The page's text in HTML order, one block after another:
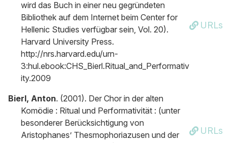
wird das Buch in einer neu gegründeten
Bibliothek auf dem Internet beim Center for
Hellenic Studies verfügbar sein, Vol. 20).
Harvard University Press.
http://nrs.harvard.edu/urn-
3:hul.ebook:CHS_Bierl.Ritual_and_Performativ
ity.2009
URLs
Bierl, Anton. (2001). Der Chor in der alten
Komödie : Ritual und Performativität : (unter
besonderer Berücksichtigung von
Aristophanes’ Thesmophoriazusen und der
URLs